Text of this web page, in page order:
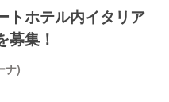
トホテル内イタリア
募集！
ナ)